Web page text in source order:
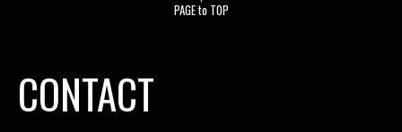
PAGE to TOP
CONTACT